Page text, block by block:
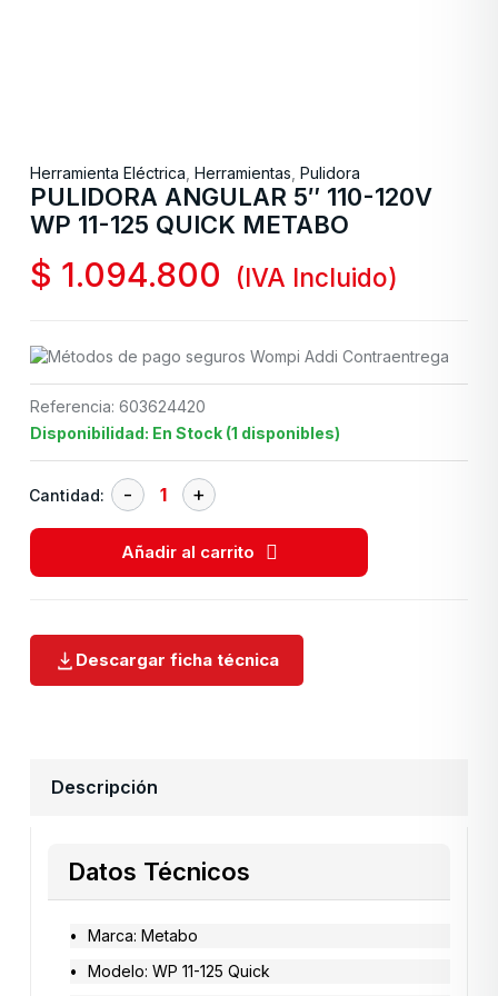
Herramienta Eléctrica, Herramientas, Pulidora
PULIDORA ANGULAR 5″ 110-120V
WP 11-125 QUICK METABO
$ 1.094.800 (IVA Incluido)
Referencia: 603624420
Disponibilidad: En Stock (1 disponibles)
Cantidad:
Añadir al carrito
Descargar ficha técnica
Descripción
Datos Técnicos
Marca: Metabo
Modelo: WP 11-125 Quick